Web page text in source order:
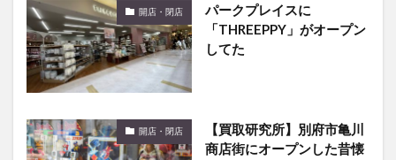
開店・閉店
パークプレイスに
「THREEPPY」がオープン
してた
開店・閉店
【買取研究所】別府市亀川
商店街にオープンした昔懐